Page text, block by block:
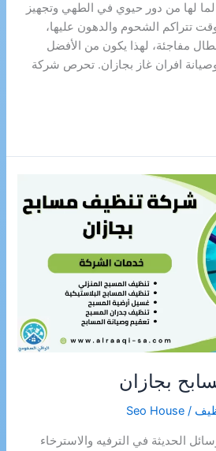
لما لها من دور حيوي في الطهي وتجهيز
تتراكم الشحوم والدهون عليها،
مفاجئة، لهذا يكون من الأفضل
افران غاز بجازان. تحرص شركة
بجازان
/
Seo House
الحديثة في الترفيه والاسترخاء